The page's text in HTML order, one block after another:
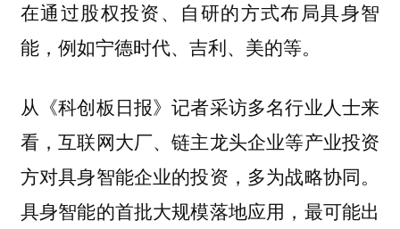
在通过股权投资、自研的方式布局具身智
能，例如宁德时代、吉利、美的等。
从《科创板日报》记者采访多名行业人士来
看，互联网大厂、链主龙头企业等产业投资
方对具身智能企业的投资，多为战略协同。
具身智能的首批大规模落地应用，最可能出